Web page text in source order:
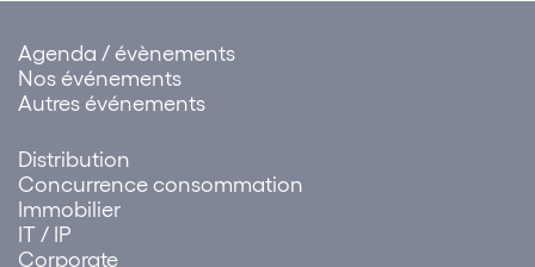
Agenda / évènements
Nos événements
Autres événements
Distribution
Concurrence consommation
Immobilier
IT / IP
Corporate